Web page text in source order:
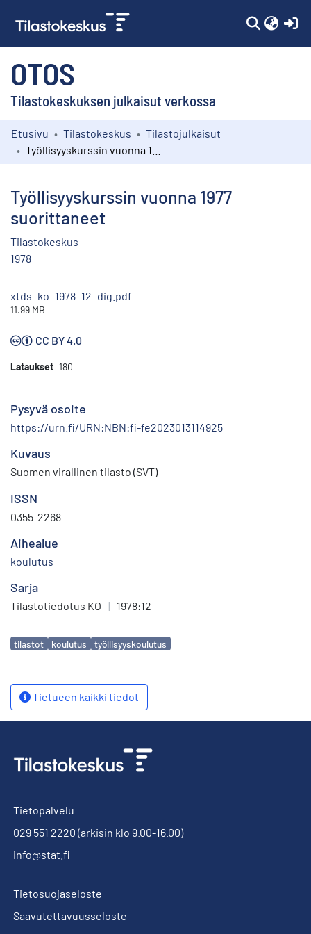
OTOS
Tilastokeskuksen julkaisut verkossa
Kokoelmat
Etusivu Tilastokeskus
Tilastojulkaisut
Työllisyyskurssin vuonna 1977
suorittaneet
Tilastokeskus
1978
xtds_ko_1978_12_dig.pdf
11.99 MB
CC BY 4.0
Lataukset 180
Pysyvä osoite
https://urn.fi/URN:NBN:fi-fe2023013114925
Kuvaus
Suomen virallinen tilasto (SVT)
ISSN
0355-2268
Aihealue
koulutus
Sarja
Tilastotiedotus KO | 1978:12
Avainsanat
tilastot koulutus työllisyyskoulutus
Tietueen kaikki tiedot
Tietopalvelu
029 551 2220 (arkisin klo 9.00-16.00)
info@stat.fi
Tietosuojaseloste
Saavutettavuusseloste